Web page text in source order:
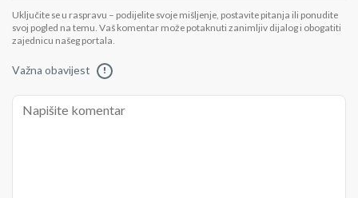
Uključite se u raspravu – podijelite svoje mišljenje, postavite pitanja ili ponudite
svoj pogled na temu. Vaš komentar može potaknuti zanimljiv dijalog i obogatiti
zajednicu našeg portala.
Važna obavijest !